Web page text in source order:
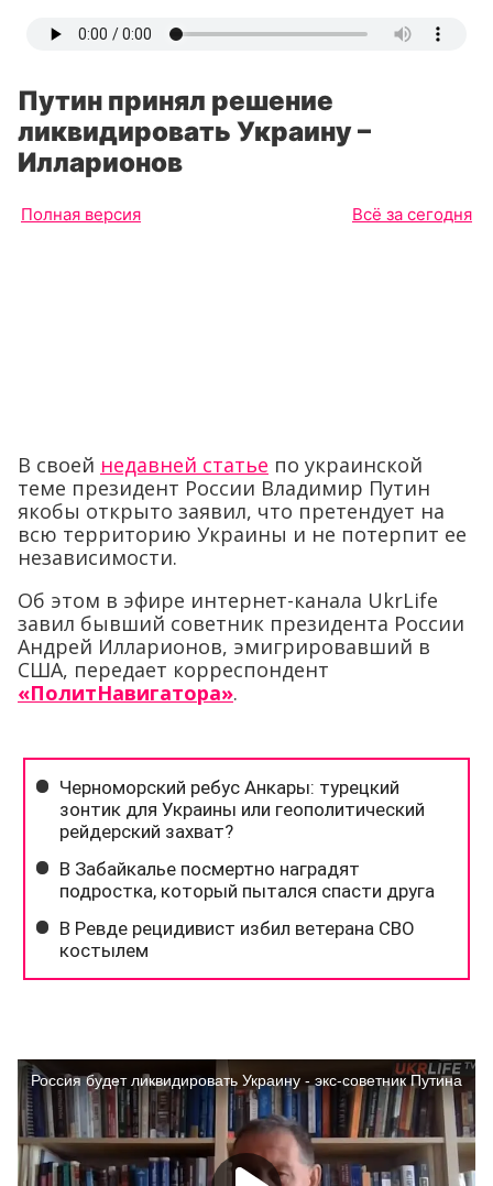
Путин принял решение
ликвидировать Украину –
Илларионов
Полная версия Всё за сегодня
В своей недавней статье по украинской
теме президент России Владимир Путин
якобы открыто заявил, что претендует на
всю территорию Украины и не потерпит ее
независимости.
Об этом в эфире интернет-канала UkrLife
завил бывший советник президента России
Андрей Илларионов, эмигрировавший в
США, передает корреспондент
«ПолитНавигатора».